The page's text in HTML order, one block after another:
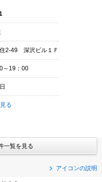
2-49 深沢ビル１Ｆ
～19：00
る
一覧を見る
アイコンの説明